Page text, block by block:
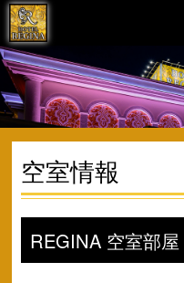
空室情報
REGINA 空室部屋